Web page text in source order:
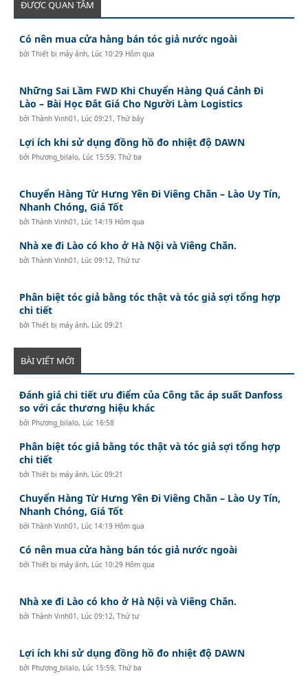
ĐƯỢC QUAN TÂM
Có nên mua cửa hàng bán tóc giả nước ngoài
bởiThiết bị máy ảnh, Lúc 10:29 Hôm qua
Những Sai Lầm FWD Khi Chuyển Hàng Quá Cảnh Đi
Lào – Bài Học Đắt Giá Cho Người Làm Logistics
bởiThành Vinh01 , Lúc 09:21, Thứ bảy
Lợi ích khi sử dụng đồng hồ đo nhiệt độ DAWN
bởi Phương_bilalo, Lúc 15:59, Thứ ba
Chuyển Hàng Từ Hưng Yên Đi Viêng Chăn – Lào Uy Tín,
Nhanh Chóng, Giá Tốt
bởiThành Vinh01 , Lúc 14:19 Hôm qua
Nhà xe đi Lào có kho ở Hà Nội và Viêng Chăn.
bởiThành Vinh01 , Lúc 09:12, Thứ tư
Phân biệt tóc giả bằng tóc thật và tóc giả sợi tổng hợp
chi tiết
bởiThiết bị máy ảnh, Lúc 09:21
BÀI VIẾT MỚI
Đánh giá chi tiết ưu điểm của Công tắc áp suất Danfoss
so với các thương hiệu khác
bởi Phương_bilalo, Lúc 16:58
Phân biệt tóc giả bằng tóc thật và tóc giả sợi tổng hợp
chi tiết
bởiThiết bị máy ảnh, Lúc 09:21
Chuyển Hàng Từ Hưng Yên Đi Viêng Chăn – Lào Uy Tín,
Nhanh Chóng, Giá Tốt
bởiThành Vinh01 , Lúc 14:19 Hôm qua
Có nên mua cửa hàng bán tóc giả nước ngoài
bởiThiết bị máy ảnh, Lúc 10:29 Hôm qua
Nhà xe đi Lào có kho ở Hà Nội và Viêng Chăn.
bởiThành Vinh01 , Lúc 09:12, Thứ tư
Lợi ích khi sử dụng đồng hồ đo nhiệt độ DAWN
bởi Phương_bilalo, Lúc 15:59, Thứ ba